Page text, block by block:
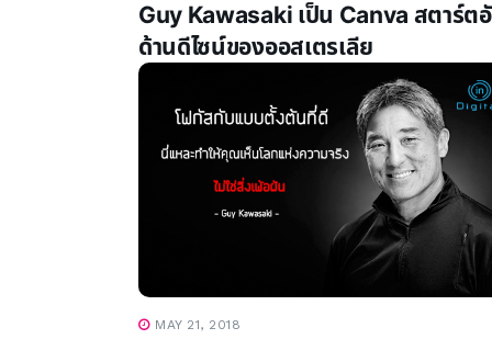
Guy Kawasaki เป็น Canva สตาร์ต
ด้านดีไซน์ของออสเตรเลีย
MAY 21, 2018